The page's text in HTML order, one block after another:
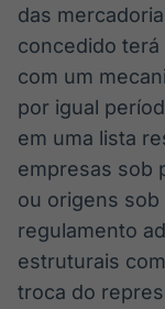
das
concedido terá
com um
por igual
em uma lista
empresas sob
ou origens sob
regulamento
estruturais
troca do